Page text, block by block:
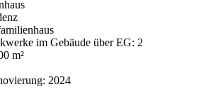
im Gebäude über EG: 2
m²
2024